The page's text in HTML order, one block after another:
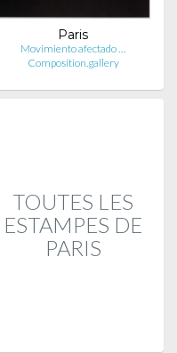
Paris
Movimiento afectado …
Composition.gallery
TOUTES LES
ESTAMPES DE
PARIS